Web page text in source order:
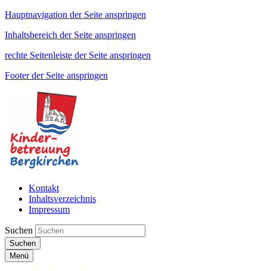
Hauptnavigation der Seite anspringen
Inhaltsbereich der Seite anspringen
rechte Seitenleiste der Seite anspringen
Footer der Seite anspringen
Kontakt
Inhaltsverzeichnis
Impressum
Suchen
Suchen
Menü